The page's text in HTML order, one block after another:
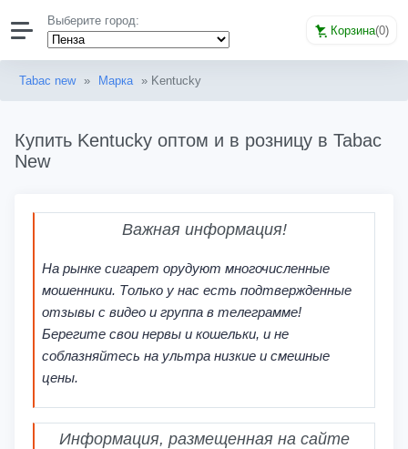
Выберите город:
Корзина(0)
Tabac new » Марка » Kentucky
Купить Kentucky оптом и в розницу в Tabac
New
Важная информация!
На рынке сигарет орудуют многочисленные
мошенники. Только у нас есть подтвержденные
отзывы с видео и группа в телеграмме!
Берегите свои нервы и кошельки, и не
соблазняйтесь на ультра низкие и смешные
цены.
Информация, размещенная на сайте